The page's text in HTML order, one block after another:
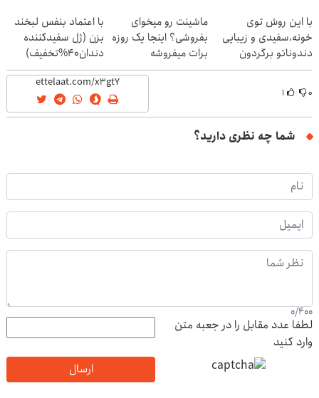
با این روش توی
خونه،سفیدی و زیبایی
دندوناتو برگردون
(40%off)
ماشینت رو میخوای
بفروشی؟ اینجا یک روزه
برات میفروشه
با اعتماد بنفس لبخند
بزن (ژل سفیدکننده
دندان40%تخفیف)
۰ ۱
شما چه نظری دارید؟
0/400
لطفا عدد مقابل را در جعبه متن
وارد کنید
ارسال